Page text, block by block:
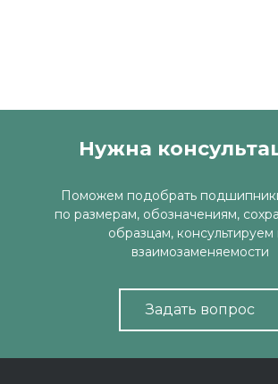
Нужна
Поможем подобрать
по размерам, обозначениям,
образцам, консультируем
взаимозаменяемости
Задать вопрос